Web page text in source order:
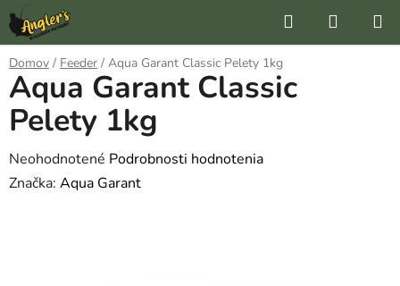
Prejsť
na
obsah
Hľadať
KOŠÍK
Domov / Feeder / Aqua Garant Classic Pelety 1kg
Aqua Garant Classic
Pelety 1kg
Priemerné
hodnotenie
Neohodnotené Podrobnosti hodnotenia
Značka: Aqua Garant